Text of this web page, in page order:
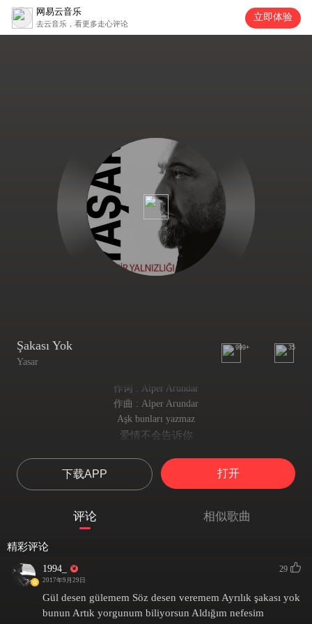
网易云音乐
去云音乐，看更多走心评论
立即体验
Şakası Yok
Yasar
999+ 35
作词 : Alper Arundar
作曲 : Alper Arundar
Aşk bunları yazmaz
爱情不会告诉你
冷漠是最后一次欺骗
Seni bir daha görmezsem
所以你也不会知道
我见不到你会如何寝食难安
Sessizliğim senden kalan
我的理智因你荡然无存
下载APP 打开
评论 相似歌曲
精彩评论
1994_
2017年9月29日
29
Gül desen gülemem Söz desen veremem Ayrılık şakası yok
bunun Artık yorgunum biliyorsun Aldığım nefesim